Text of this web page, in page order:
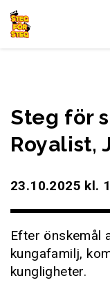
Gå till innehållet
Steg för
Royalist,
23.10.2025 kl.
Efter önskemål
kungafamilj,
kungligheter.